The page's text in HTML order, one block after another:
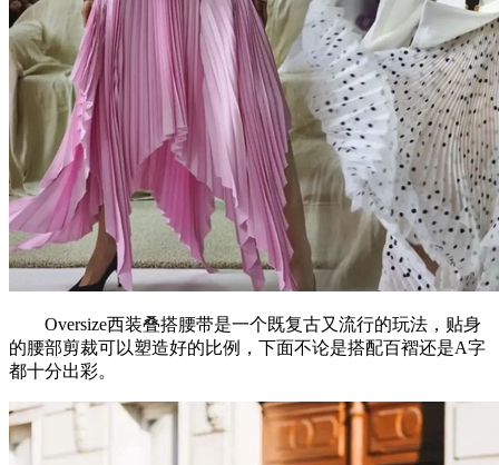
Oversize西装叠搭腰带是一个既复古又流行的玩法，贴身
的腰部剪裁可以塑造好的比例，下面不论是搭配百褶还是A字
都十分出彩。